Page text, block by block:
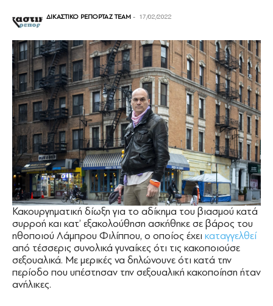
ΔΙΚΑΣΤΙΚΟ ΡΕΠΟΡΤΑΖ TEAM - 17/02/2022
Κακουργηματική δίωξη για το αδίκημα του βιασμού κατά
συρροή και κατ’ εξακολούθηση ασκήθηκε σε βάρος του
ηθοποιού Λάμπρου Φιλίππου, ο οποίος έχει καταγγελθεί
από τέσσερις συνολικά γυναίκες ότι τις κακοποιούσε
σεξουαλικά. Με μερικές να δηλώνουνε ότι κατά την
περίοδο που υπέστησαν την σεξουαλική κακοποίηση ήταν
ανήλικες.